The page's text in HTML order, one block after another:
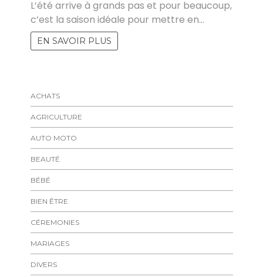
L’été arrive à grands pas et pour beaucoup,
c’est la saison idéale pour mettre en…
EN SAVOIR PLUS
ACHATS
AGRICULTURE
AUTO MOTO
BEAUTÉ
BÉBÉ
BIEN ÊTRE
CÉREMONIES
MARIAGES
DIVERS